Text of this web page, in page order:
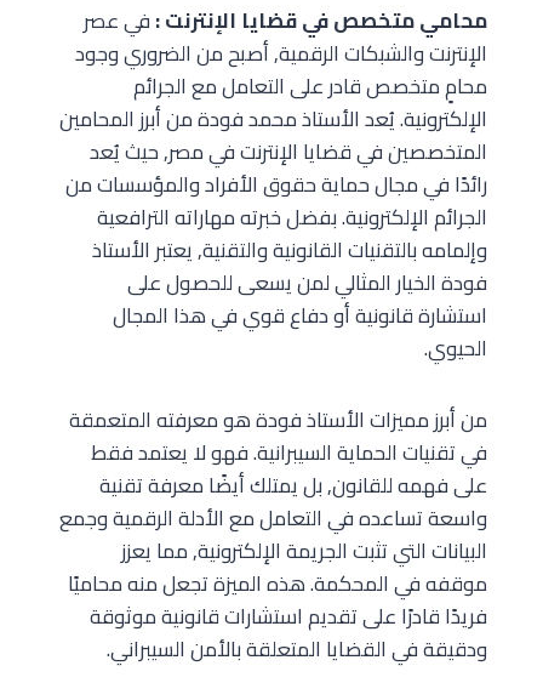
محامي متخصص في قضايا الإنترنت :في عصر
الإنترنت والشبكات الرقمية, أصبح من الضروري وجود
محامٍ متخصص قادر على التعامل مع الجرائم
الإلكترونية. يُعد الأستاذ محمد فودة من أبرز المحامين
المتخصصين في قضايا الإنترنت في مصر, حيث يُعد
رائدًا في مجال حماية حقوق الأفراد والمؤسسات من
الجرائم الإلكترونية. بفضل خبرته مهاراته الترافعية
وإلمامه بالتقنيات القانونية والتقنية, يعتبر الأستاذ
فودة الخيار المثالي لمن يسعى للحصول على
استشارة قانونية أو دفاع قوي في هذا المجال
الحيوي.
من أبرز مميزات الأستاذ فودة هو معرفته المتعمقة
في تقنيات الحماية السيبرانية. فهو لا يعتمد فقط
على فهمه للقانون, بل يمتلك أيضًا معرفة تقنية
واسعة تساعده في التعامل مع الأدلة الرقمية وجمع
البيانات التي تثبت الجريمة الإلكترونية, مما يعزز
موقفه في المحكمة. هذه الميزة تجعل منه محاميًا
فريدًا قادرًا على تقديم استشارات قانونية موثوقة
ودقيقة في القضايا المتعلقة بالأمن السيبراني.